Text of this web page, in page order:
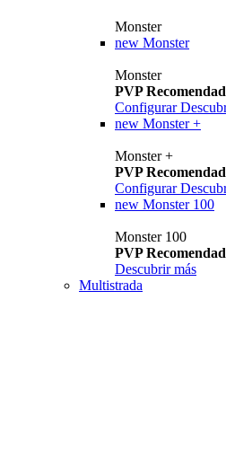
Monster
new Monster
Monster
PVP
Configurar
new Monster +
Monster +
PVP
Configurar
new Monster 100
Monster 100
PVP
Descubrir más
Multistrada